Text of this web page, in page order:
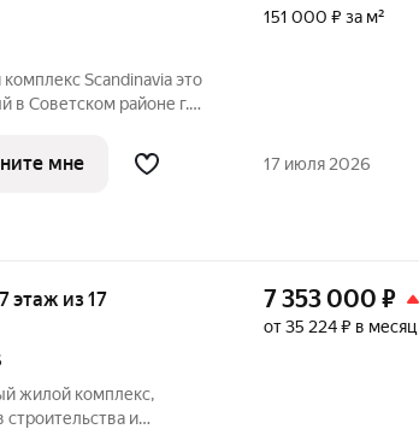
Scandinavia это
в Советском районе г.
которые
151 000 ₽ за м²
мне 17 июля 2026
этаж из 17
и
7 353 000 ₽
от 35 224 ₽ в месяц